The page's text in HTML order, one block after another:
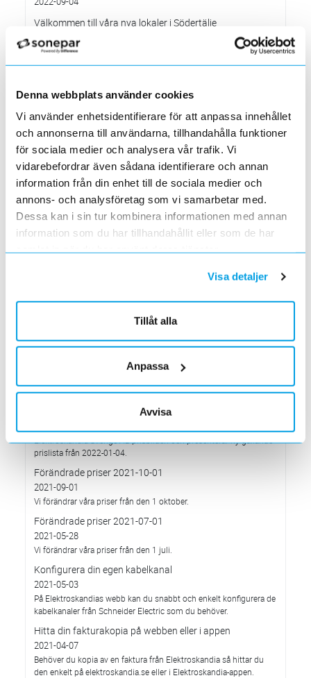
Denna webbplats använder cookies
Vi använder enhetsidentifierare för att anpassa innehållet
och annonserna till användarna, tillhandahålla funktioner
för sociala medier och analysera vår trafik. Vi
vidarebefordrar även sådana identifierare och annan
information från din enhet till de sociala medier och
annons- och analysföretag som vi samarbetar med.
Dessa kan i sin tur kombinera informationen med annan
information som du har tillhandahållit eller som de har
samlat in när du har använt deras tjänster.
Visa detaljer
Tillåt alla
Anpassa
Avvisa
Välkommen till våra nya lokaler i Södertälje
2022-05-31
Den 1 juni har vi ny adress i Södertälje
2022-04-01
En grundläggande certifieringsutbildning för installatörer
Förändrade priser 2022-05-01
2022-03-31
Med anledning av stigande råvarupriser.
Ecovadis ger Elektroskandia högsta betyg inom
hållbarhetsarbete
2022-03-21
Elektroskandia högsta möjliga betyg, Platina, för företagets
2022-03-03
har Elektroskandia adresserat och tagit avstånd från alla
Förändrade priser 2022-04-01
Elektroskandia Sverige AB prisbilden och presenterar ny gällande
prislista från 2022-01-04.
Förändrade priser 2021-10-01
2021-09-01
Vi förändrar våra priser från den 1 oktober.
Förändrade priser 2021-07-01
2021-05-28
Vi förändrar våra priser från den 1 juli.
Konfigurera din egen kabelkanal
2021-05-03
På Elektroskandias webb kan du snabbt och enkelt konfigurera de
kabelkanaler från Schneider Electric som du behöver.
Hitta din fakturakopia på webben eller i appen
2021-04-07
Behöver du kopia av en faktura från Elektroskandia så hittar du
den enkelt på elektroskandia.se eller i Elektro­skandia-appen.